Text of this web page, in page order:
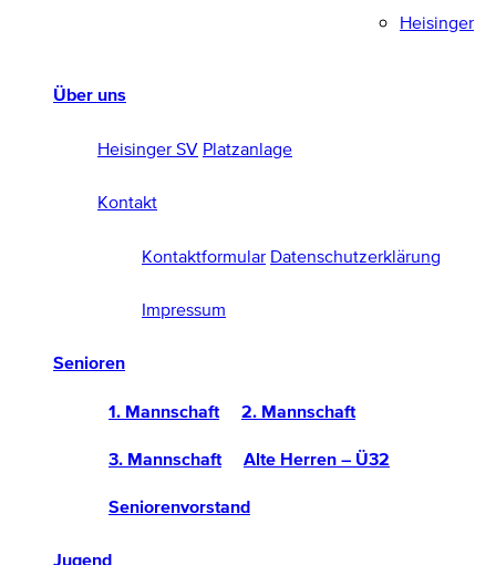
1952/96 E.V.
Über uns
Heisinger SV Platzanlage
Kontakt
Kontaktformular Datenschutzerklärung
Impressum
Senioren
1. Mannschaft 2. Mannschaft
3. Mannschaft Alte Herren – Ü32
Seniorenvorstand
Jugend
Heisinger